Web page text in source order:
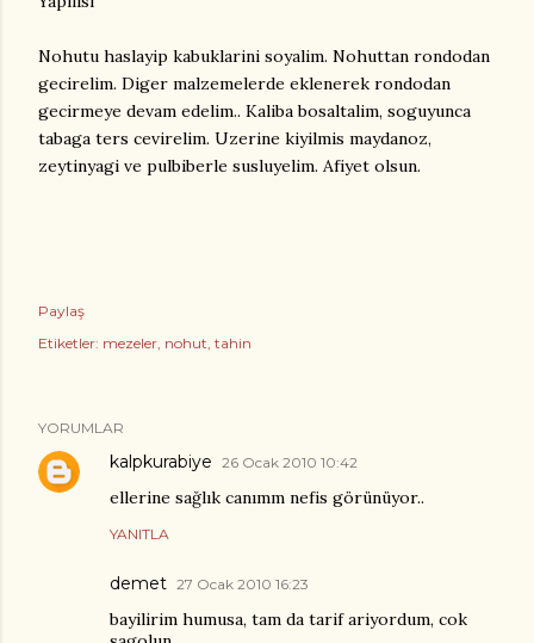
Nohutu haslayip kabuklarini soyalim. Nohuttan rondodan
gecirelim. Diger malzemelerde eklenerek rondodan
gecirmeye devam edelim.. Kaliba bosaltalim, soguyunca
tabaga ters cevirelim. Uzerine kiyilmis maydanoz,
zeytinyagi ve pulbiberle susluyelim. Afiyet olsun.
Paylaş
Etiketler: mezeler nohut tahin
YORUMLAR
kalpkurabiye 26 Ocak 2010 10:42
ellerine sağlık canımm nefis görünüyor..
YANITLA
demet 27 Ocak 2010 16:23
bayilirim humusa, tam da tarif ariyordum, cok